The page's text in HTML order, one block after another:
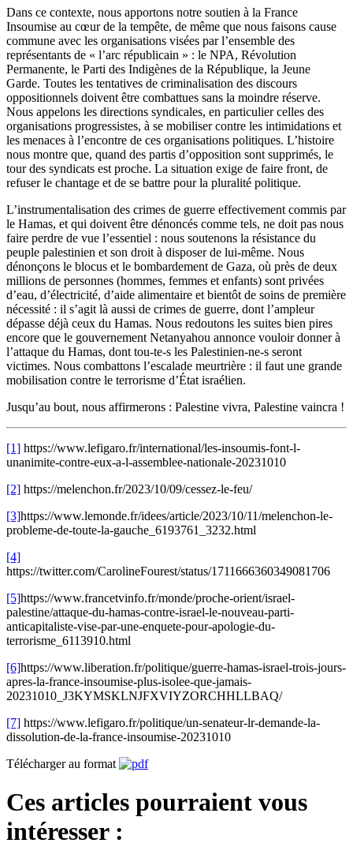
Dans ce contexte, nous apportons notre soutien à la France
Insoumise au cœur de la tempête, de même que nous faisons cause
commune avec les organisations visées par l’ensemble des
représentants de « l’arc républicain » : le NPA, Révolution
Permanente, le Parti des Indigènes de la République, la Jeune
Garde. Toutes les tentatives de criminalisation des discours
oppositionnels doivent être combattues sans la moindre réserve.
Nous appelons les directions syndicales, en particulier celles des
organisations progressistes, à se mobiliser contre les intimidations et
les menaces à l’encontre de ces organisations politiques. L’histoire
nous montre que, quand des partis d’opposition sont supprimés, le
tour des syndicats est proche. La situation exige de faire front, de
refuser le chantage et de se battre pour la pluralité politique.
L’instrumentalisation des crimes de guerre effectivement commis par
le Hamas, et qui doivent être dénoncés comme tels, ne doit pas nous
faire perdre de vue l’essentiel : nous soutenons la résistance du
peuple palestinien et son droit à disposer de lui-même. Nous
dénonçons le blocus et le bombardement de Gaza, où près de deux
millions de personnes (hommes, femmes et enfants) sont privées
d’eau, d’électricité, d’aide alimentaire et bientôt de soins de première
nécessité : il s’agit là aussi de crimes de guerre, dont l’ampleur
dépasse déjà ceux du Hamas. Nous redoutons les suites bien pires
encore que le gouvernement Netanyahou annonce vouloir donner à
l’attaque du Hamas, dont tou-te-s les Palestinien-ne-s seront
victimes. Nous combattons l’escalade meurtrière : il faut une grande
mobilisation contre le terrorisme d’État israélien.
Jusqu’au bout, nous affirmerons : Palestine vivra, Palestine vaincra !
[1] https://www.lefigaro.fr/international/les-insoumis-font-l-
unanimite-contre-eux-a-l-assemblee-nationale-20231010
[2] https://melenchon.fr/2023/10/09/cessez-le-feu/
[3]https://www.lemonde.fr/idees/article/2023/10/11/melenchon-le-
probleme-de-toute-la-gauche_6193761_3232.html
[4]
https://twitter.com/CarolineFourest/status/1711666360349081706
[5]https://www.francetvinfo.fr/monde/proche-orient/israel-
palestine/attaque-du-hamas-contre-israel-le-nouveau-parti-
anticapitaliste-vise-par-une-enquete-pour-apologie-du-
terrorisme_6113910.html
[6]https://www.liberation.fr/politique/guerre-hamas-israel-trois-jours-
apres-la-france-insoumise-plus-isolee-que-jamais-
20231010_J3KYMSKLNJFXVIYZORCHHLLBAQ/
[7] https://www.lefigaro.fr/politique/un-senateur-lr-demande-la-
dissolution-de-la-france-insoumise-20231010
Télécharger au format
Ces articles pourraient vous
intéresser :